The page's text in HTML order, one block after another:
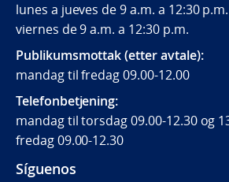
lunes a jueves de 9 a.m. a 12:30
viernes de 9 a.m. a 12:30 p.m.
Publikumsmottak (etter avtale):
mandag til fredag 09.00-12.00
Telefonbetjening:
mandag til torsdag 09.00-12.30 og
fredag 09.00-12.30
Síguenos